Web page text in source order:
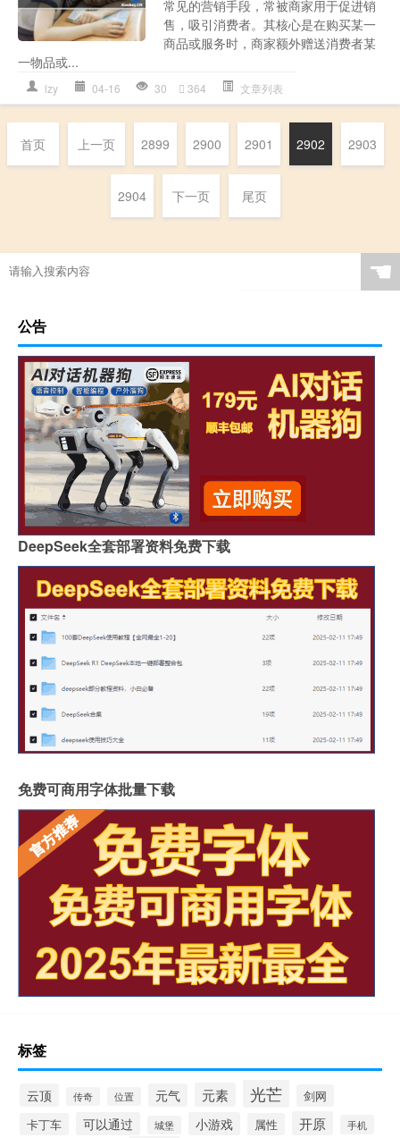
常见的营销手段，常被商家用于促进销
售，吸引消费者。其核心是在购买某一
商品或服务时，商家额外赠送消费者某
一物品或...
lzy 04-16 30 364 文章列表
首页 上一页 2899 2900 2901 2902 2903
2904 下一页 尾页
☚
公告
DeepSeek全套部署资料免费下载
免费可商用字体批量下载
标签
云顶 传奇 位置 元气 元素 光芒
剑网
卡丁车
可以通过 城堡 小游戏 属性 开原 手机